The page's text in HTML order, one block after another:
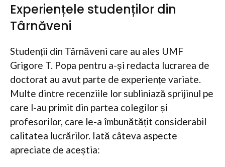
Experiențele studenților din
Târnăveni
Studenții din Târnăveni care au ales UMF
Grigore T. Popa pentru a-și redacta lucrarea de
doctorat au avut parte de experiențe variate.
Multe dintre recenziile lor subliniază sprijinul pe
care l-au primit din partea colegilor și
profesorilor, care le-a îmbunătățit considerabil
calitatea lucrărilor. Iată câteva aspecte
apreciate de aceștia: